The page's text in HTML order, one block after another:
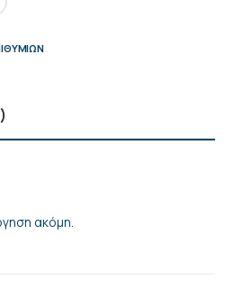
ακόμη.